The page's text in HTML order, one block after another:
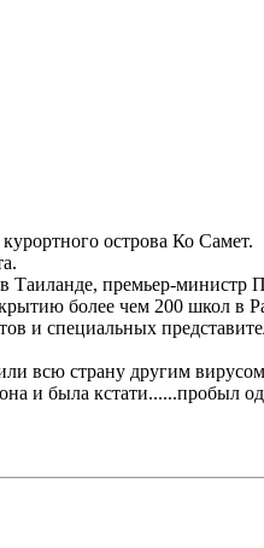
острова Ко Самет.
Таиланде, премьер-
более чем 200 школ в
и специальных
всю страну другим
она и была